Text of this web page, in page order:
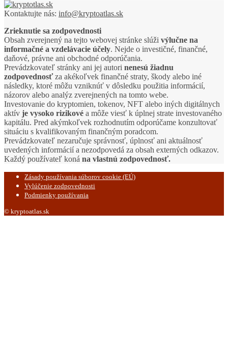
Kontaktujte nás: info@kryptoatlas.sk
Zrieknutie sa zodpovednosti
Obsah zverejnený na tejto webovej stránke slúži výlučne na
informačné a vzdelávacie účely. Nejde o investičné, finančné,
daňové, právne ani obchodné odporúčania.
Prevádzkovateľ stránky ani jej autori nenesú žiadnu
zodpovednosťza akékoľvek finančné straty, škody alebo iné
následky, ktoré môžu vzniknúť v dôsledku použitia informácií,
názorov alebo analýz zverejnených na tomto webe.
Investovanie do kryptomien, tokenov, NFT alebo iných digitálnych
aktív je vysoko rizikové a môže viesť k úplnej strate investovaného
kapitálu. Pred akýmkoľvek rozhodnutím odporúčame konzultovať
situáciu s kvalifikovaným finančným poradcom.
Prevádzkovateľ nezaručuje správnosť, úplnosť ani aktuálnosť
uvedených informácií a nezodpovedá za obsah externých odkazov.
Každý používateľ koná na vlastnú zodpovednosť.
Zásady používania súborov cookie (EÚ)
Vylúčenie zodpovednosti
Podmienky používania
© kryptoatlas.sk